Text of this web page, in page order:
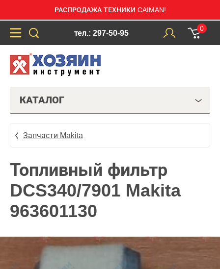
РАСПРОДАЖА ТЕХНИКИ CAIMAN!
тел.: 297-50-95
0
КАТАЛОГ
Запчасти Makita
Топливный фильтр
DCS340/7901 Makita
963601130